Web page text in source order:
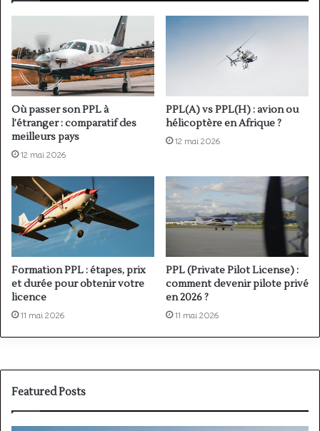
Où passer son PPL à
l’étranger : comparatif des
meilleurs pays
12 mai 2026
PPL(A) vs PPL(H) : avion ou
hélicoptère en Afrique ?
12 mai 2026
Formation PPL : étapes, prix
et durée pour obtenir votre
licence
11 mai 2026
PPL (Private Pilot License) :
comment devenir pilote privé
en 2026 ?
11 mai 2026
Featured Posts